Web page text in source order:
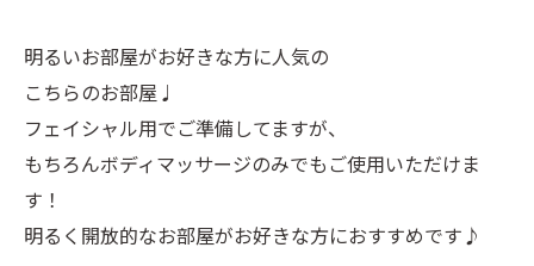
明るいお部屋がお好きな方に人気の
こちらのお部屋♩
フェイシャル用でご準備してますが、
もちろんボディマッサージのみでもご使用いただけま
す！
明るく開放的なお部屋がお好きな方におすすめです♪